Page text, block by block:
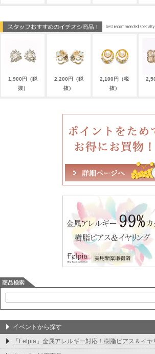
1,900円（税
抜）
2,200円（税
抜）
2,100円（税
抜）
イベントから探す
「Felpia」金属アレルギー対応！樹脂ピアス＆イヤ